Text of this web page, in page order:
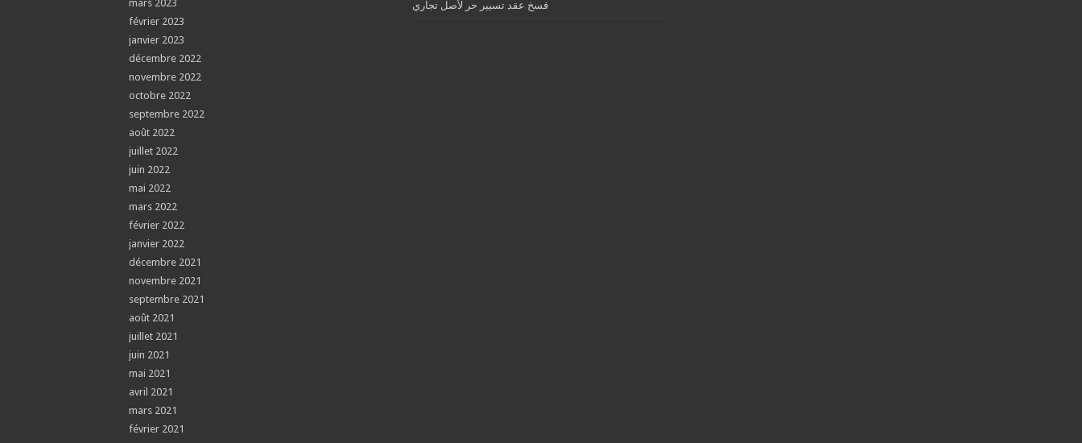
mars 2023
février 2023
janvier 2023
décembre 2022
novembre 2022
octobre 2022
septembre 2022
août 2022
juillet 2022
juin 2022
mai 2022
mars 2022
février 2022
janvier 2022
décembre 2021
novembre 2021
septembre 2021
août 2021
juillet 2021
juin 2021
mai 2021
avril 2021
mars 2021
février 2021
فسخ عقد تسيير حر لأصل تجاري